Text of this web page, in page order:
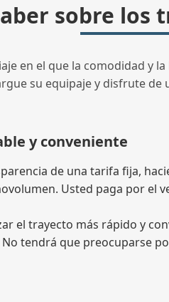
sobre los
en el que la comodidad y
su equipaje y disfrute
y conveniente
de una tarifa fija,
Usted paga por
el trayecto más rápido y
tendrá que preocuparse